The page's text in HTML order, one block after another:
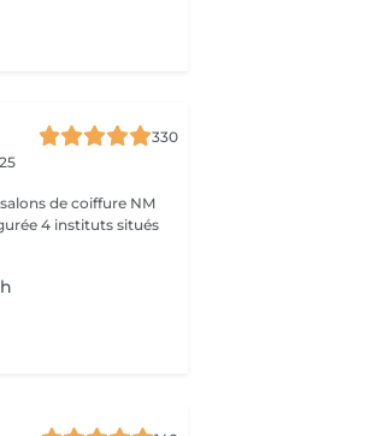
330
de coiffure NM
4 instituts situés